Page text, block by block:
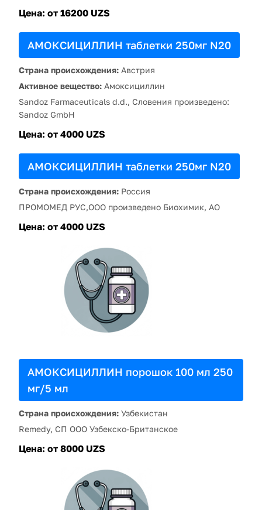
Цена: от 16200 UZS
АМОКСИЦИЛЛИН таблетки 250мг N20
Страна происхождения: Австрия
Активное вещество: Амоксициллин
Sandoz Farmaceuticals d.d., Словения произведено:
Sandoz GmbH
Цена: от 4000 UZS
АМОКСИЦИЛЛИН таблетки 250мг N20
Страна происхождения: Россия
ПРОМОМЕД РУС,ООО произведено Биохимик, АО
Цена: от 4000 UZS
АМОКСИЦИЛЛИН порошок 100 мл 250
мг/5 мл
Страна происхождения: Узбекистан
Remedy, СП ООО Узбекско-Британское
Цена: от 8000 UZS